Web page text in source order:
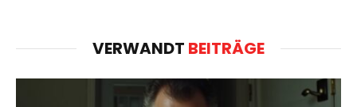
VERWANDT BEITRÄGE